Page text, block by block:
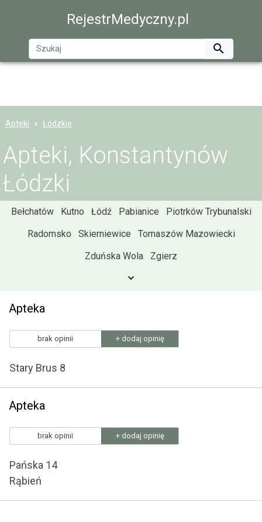
RejestrMedyczny.pl

Apteki Łódzkie
Apteki, Konstantynów
Łódzki
Bełchatów Kutno Łódź Pabianice
Piotrków Trybunalski
Radomsko
Skierniewice
Tomaszów Mazowiecki
Zduńska Wola
Zgierz
Apteka
brak opinii + dodaj opinię
Stary Brus 8
Apteka
brak opinii + dodaj opinię
Pańska 14
Rąbień